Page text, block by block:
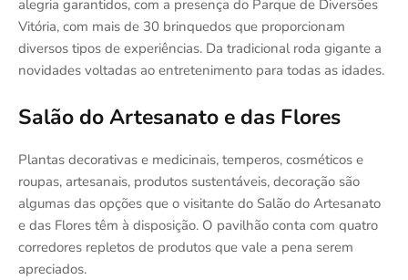
alegria garantidos, com a presença do Parque de Diversões
Vitória, com mais de 30 brinquedos que proporcionam
diversos tipos de experiências. Da tradicional roda gigante a
novidades voltadas ao entretenimento para todas as idades.
Salão do Artesanato e das Flores
Plantas decorativas e medicinais, temperos, cosméticos e
roupas, artesanais, produtos sustentáveis, decoração são
algumas das opções que o visitante do Salão do Artesanato
e das Flores têm à disposição. O pavilhão conta com quatro
corredores repletos de produtos que vale a pena serem
apreciados.